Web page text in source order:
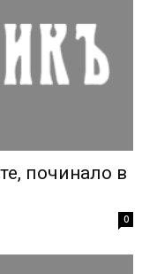
починало в
0